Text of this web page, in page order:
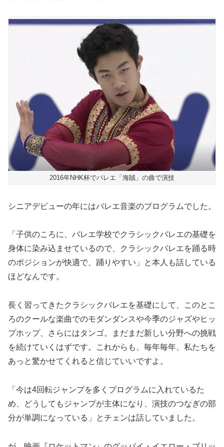
2016年NHK杯でバレエ「海賊」の曲で演技
シニアデビューの年にはバレエ音楽のプログラムでした。
「子供のころに、バレエ学校でクラシックバレエの基礎を
身体に染み込ませているので、クラシックバレエを踊る時
のポジションが快適で、踊りやすい」と本人も話している
ほどなんです。
長く習ってきたクラシックバレエを基礎にして、このとこ
ろのクールな楽曲でのモダンダンスや今季のジャズやヒッ
プホップ、さらにはタンゴ。まだまだ新しい分野への挑戦
を続けていくはずです。これからも、毎年毎年、私たちを
あっと驚かせてくれると信じていいですよ。
「今は4回転ジャンプを多くプログラムに入れているた
め、どうしてもジャンプが主体になり、演技のつなぎの部
分が単調になっている」とチェンは話していました。